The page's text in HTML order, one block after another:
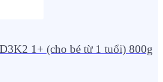
1+ (cho bé từ 1 tuổi) 800g